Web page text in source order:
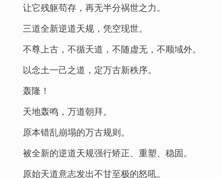
让它残躯苟存，再无半分祸世之力。
三道全新逆道天规，凭空现世。
不尊上古，不循天道，不随虚无，不顺域外。
以念土一己之道，定万古新秩序。
轰隆！
天地轰鸣，万道朝拜。
原本错乱崩塌的万古规则。
被全新的逆道天规强行矫正、重塑、稳固。
原始天道意志发出不甘至极的怒吼。